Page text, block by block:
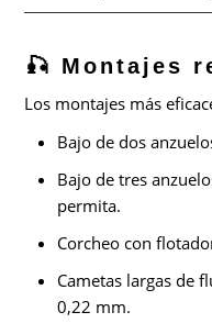
🎣 Montajes
Los montajes más
Bajo de dos
Bajo de tres
permita.
Corcheo con
Cametas largas de
0,22 mm.